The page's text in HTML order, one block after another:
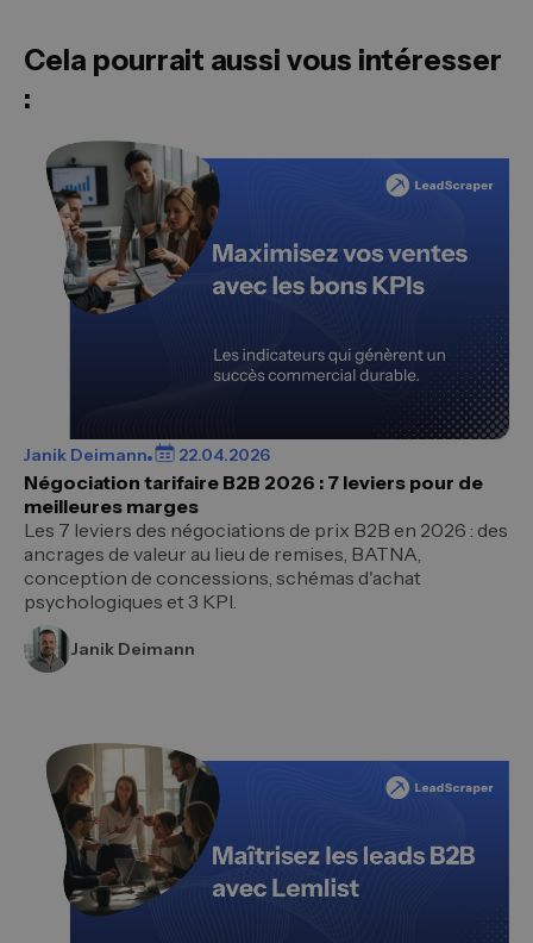
Cela pourrait aussi vous intéresser
:
Janik Deimann 22.04.2026
Négociation tarifaire B2B 2026 : 7 leviers pour de
meilleures marges
Les 7 leviers des négociations de prix B2B en 2026 : des
ancrages de valeur au lieu de remises, BATNA,
conception de concessions, schémas d'achat
psychologiques et 3 KPI.
Janik Deimann